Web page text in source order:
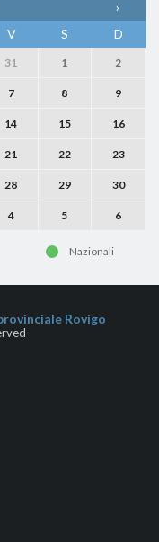
›
V S D
31 1 2
7 8 9
14 15 16
21 22 23
28 29 30
4 5 6
Nazionali
Rovigo